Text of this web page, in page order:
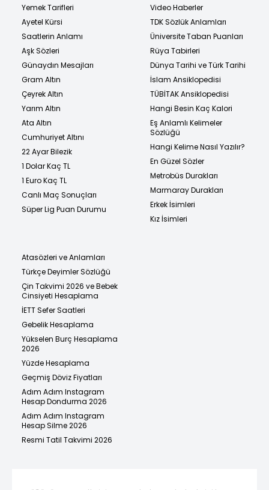
Yemek Tarifleri
Ayetel Kürsi
Saatlerin Anlamı
Aşk Sözleri
Günaydın Mesajları
Gram Altın
Çeyrek Altın
Yarım Altın
Ata Altın
Cumhuriyet Altını
22 Ayar Bilezik
1 Dolar Kaç TL
1 Euro Kaç TL
Canlı Maç Sonuçları
Süper Lig Puan Durumu
Video Haberler
TDK Sözlük Anlamları
Üniversite Taban Puanları
Rüya Tabirleri
Dünya Tarihi ve Türk Tarihi
İslam Ansiklopedisi
TÜBİTAK Ansiklopedisi
Hangi Besin Kaç Kalori
Eş Anlamlı Kelimeler
Sözlüğü
Hangi Kelime Nasıl Yazılır?
En Güzel Sözler
Metrobüs Durakları
Marmaray Durakları
Erkek İsimleri
Kız İsimleri
Atasözleri ve Anlamları
Türkçe Deyimler Sözlüğü
Çin Takvimi 2026 ve Bebek
Cinsiyeti Hesaplama
İETT Sefer Saatleri
Gebelik Hesaplama
Yükselen Burç Hesaplama
2026
Yüzde Hesaplama
Geçmiş Döviz Fiyatları
Adım Adım Instagram
Hesap Dondurma 2026
Adım Adım Instagram
Hesap Silme 2026
Resmi Tatil Takvimi 2026